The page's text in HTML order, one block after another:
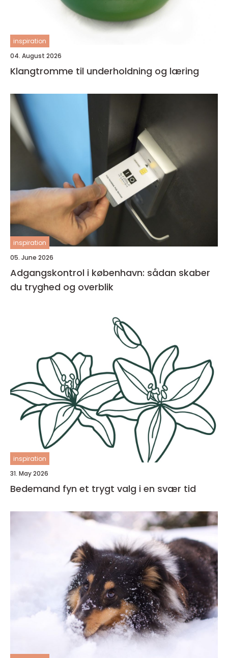
inspiration
04. August 2026
Klangtromme til underholdning og læring
inspiration
05. June 2026
Adgangskontrol i københavn: sådan skaber
du tryghed og overblik
inspiration
31. May 2026
Bedemand fyn et trygt valg i en svær tid